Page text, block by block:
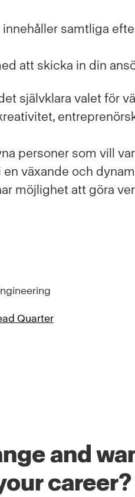
samtliga
att skicka in din
självklara valet för
personer som vill
växande och
möjlighet att göra
Quarter
and
career?